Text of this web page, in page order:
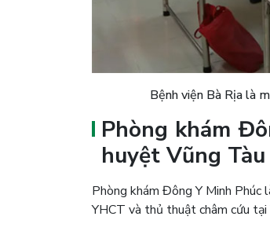
Bệnh viện Bà Rịa là
Phòng khám
huyệt Vũng
Phòng khám Đông Y Minh
YHCT và thủ thuật châm cứu tại